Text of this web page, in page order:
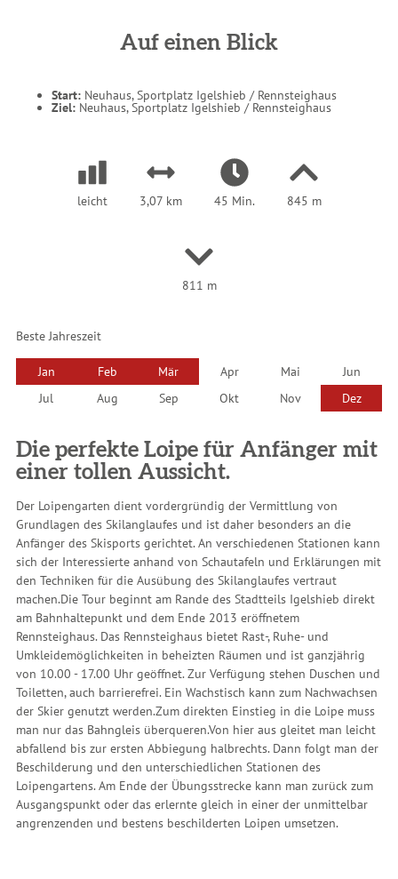
Auf einen Blick
Start: Neuhaus, Sportplatz Igelshieb / Rennsteighaus
Ziel: Neuhaus, Sportplatz Igelshieb / Rennsteighaus
leicht 3,07 km 45 Min. 845 m
811 m
Beste Jahreszeit
Jan Feb Mär Apr Mai
Jun
Jul
Aug Sep Okt Nov Dez
Die perfekte Loipe für Anfänger mit
einer tollen Aussicht.
Der Loipengarten dient vordergründig der Vermittlung von
Grundlagen des Skilanglaufes und ist daher besonders an die
Anfänger des Skisports gerichtet. An verschiedenen Stationen kann
sich der Interessierte anhand von Schautafeln und Erklärungen mit
den Techniken für die Ausübung des Skilanglaufes vertraut
machen.Die Tour beginnt am Rande des Stadtteils Igelshieb direkt
am Bahnhaltepunkt und dem Ende 2013 eröffnetem
Rennsteighaus. Das Rennsteighaus bietet Rast-, Ruhe- und
Umkleidemöglichkeiten in beheizten Räumen und ist ganzjährig
von 10.00 - 17.00 Uhr geöffnet. Zur Verfügung stehen Duschen und
Toiletten, auch barrierefrei. Ein Wachstisch kann zum Nachwachsen
der Skier genutzt werden.Zum direkten Einstieg in die Loipe muss
man nur das Bahngleis überqueren.Von hier aus gleitet man leicht
abfallend bis zur ersten Abbiegung halbrechts. Dann folgt man der
Beschilderung und den unterschiedlichen Stationen des
Loipengartens. Am Ende der Übungsstrecke kann man zurück zum
Ausgangspunkt oder das erlernte gleich in einer der unmittelbar
angrenzenden und bestens beschilderten Loipen umsetzen.